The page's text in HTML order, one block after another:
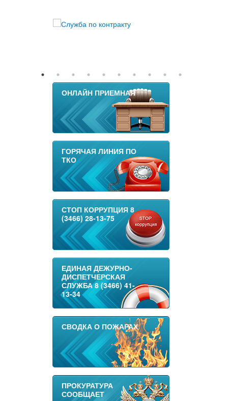
ОНЛАЙН ПРИЕМНАЯ
ГОРЯЧАЯ ЛИНИЯ ПО
ТКО
СТОП КОРРУПЦИЯ 8
(3466) 28-13-75
ЕДИНАЯ ДЕЖУРНО-
ДИСПЕТЧЕРСКАЯ
СЛУЖБА 8 (3466) 41-
13-34
СВОДКА О ПОЖАРАХ
ПРОКУРАТУРА
СООБЩАЕТ